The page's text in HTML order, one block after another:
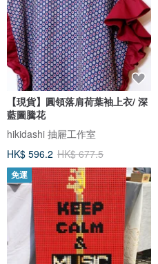
【現貨】圓領落肩荷葉袖上衣/ 深
藍圖騰花
hikidashi 抽屜工作室
HK$ 596.2 HK$ 677.5
免運